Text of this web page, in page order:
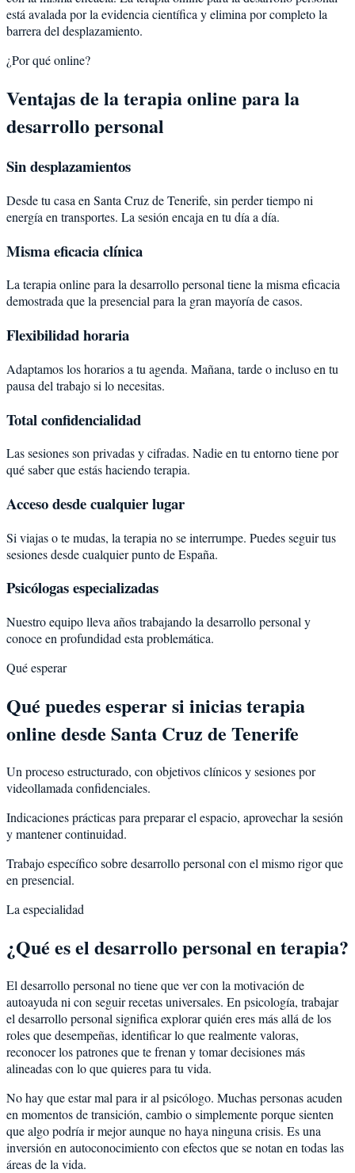
está avalada por la evidencia científica y elimina por completo la
barrera del desplazamiento.
¿Por qué online?
Ventajas de la terapia online para la
desarrollo personal
Sin desplazamientos
Desde tu casa en Santa Cruz de Tenerife, sin perder tiempo ni
energía en transportes. La sesión encaja en tu día a día.
Misma eficacia clínica
La terapia online para la desarrollo personal tiene la misma eficacia
demostrada que la presencial para la gran mayoría de casos.
Flexibilidad horaria
Adaptamos los horarios a tu agenda. Mañana, tarde o incluso en tu
pausa del trabajo si lo necesitas.
Total confidencialidad
Las sesiones son privadas y cifradas. Nadie en tu entorno tiene por
qué saber que estás haciendo terapia.
Acceso desde cualquier lugar
Si viajas o te mudas, la terapia no se interrumpe. Puedes seguir tus
sesiones desde cualquier punto de España.
Psicólogas especializadas
Nuestro equipo lleva años trabajando la desarrollo personal y
conoce en profundidad esta problemática.
Qué esperar
Qué puedes esperar si inicias terapia
online desde Santa Cruz de Tenerife
Un proceso estructurado, con objetivos clínicos y sesiones por
videollamada confidenciales.
Indicaciones prácticas para preparar el espacio, aprovechar la sesión
y mantener continuidad.
Trabajo específico sobre desarrollo personal con el mismo rigor que
en presencial.
La especialidad
¿Qué es el desarrollo personal en terapia?
El desarrollo personal no tiene que ver con la motivación de
autoayuda ni con seguir recetas universales. En psicología, trabajar
el desarrollo personal significa explorar quién eres más allá de los
roles que desempeñas, identificar lo que realmente valoras,
reconocer los patrones que te frenan y tomar decisiones más
alineadas con lo que quieres para tu vida.
No hay que estar mal para ir al psicólogo. Muchas personas acuden
en momentos de transición, cambio o simplemente porque sienten
que algo podría ir mejor aunque no haya ninguna crisis. Es una
inversión en autoconocimiento con efectos que se notan en todas las
áreas de la vida.